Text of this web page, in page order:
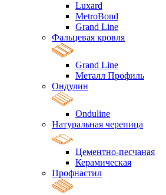
Luxard
MetroBond
Grand Line
Фальцевая кровля
Grand Line
Металл Профиль
Ондулин
Onduline
Натуральная черепица
Цементно-песчаная
Керамическая
Профнастил